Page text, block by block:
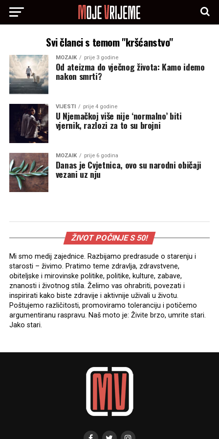
Svi članci s temom "kršćanstvo"
MOZAIK prije 3 godine
Od ateizma do vječnog života: Kamo idemo
nakon smrti?
VIJESTI prije 4 godine
U Njemačkoj više nije ‘normalno’ biti
vjernik, razlozi za to su brojni
MOZAIK prije 6 godina
Danas je Cvjetnica, ovo su narodni običaji
vezani uz nju
ŽIVOT POČINJE S 50!
Mi smo medij zajednice. Razbijamo predrasude o starenju i
starosti – živimo. Pratimo teme zdravlja, zdravstvene,
obiteljske i mirovinske politike, politike, kulture, zabave,
znanosti i životnog stila. Želimo vas ohrabriti, povezati i
inspirirati kako biste zdravije i aktivnije uživali u životu.
Poštujemo različitosti, promoviramo toleranciju i potičemo
argumentiranu raspravu. Naš moto je: Živite brzo, umrite stari.
Jako stari.